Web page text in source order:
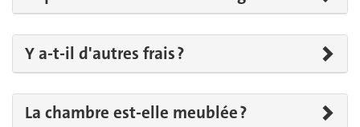
Y a-t-il d'autres frais ?
La chambre est-elle meublée ?